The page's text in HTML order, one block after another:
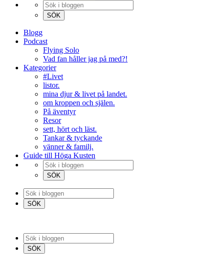
Blogg
Podcast
Flying Solo
Vad fan håller jag på med?!
Kategorier
#Livet
listor.
mina djur & livet på landet.
om kroppen och själen.
På äventyr
Resor
sett, hört och läst.
Tankar & tyckande
vänner & familj.
Guide till Höga Kusten